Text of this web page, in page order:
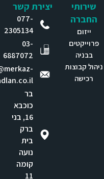
שירותי
החברה
ייזום
פרוייקטים
בבניה
ניהול קבוצות
רכישה
יצירת קשר
077-
2305134
03-
6887072
בר
כוכבא
16, בני
ברק
בית
נועה
קומה
11